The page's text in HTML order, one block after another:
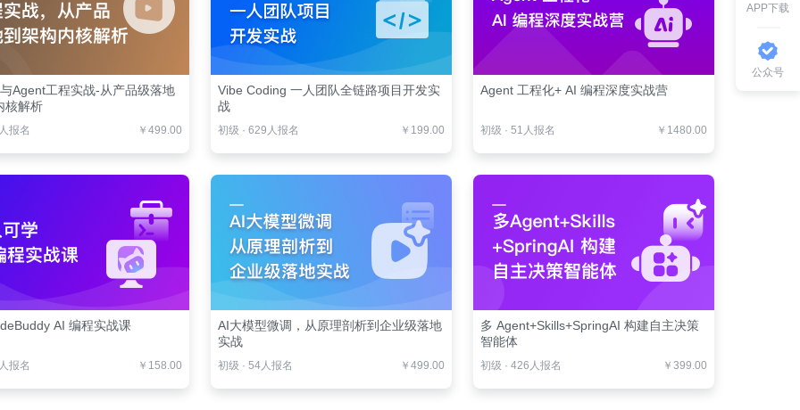
Agent工程实战-从产品级落地
核解析
报名 ￥499.00
Vibe Coding 一人团队全链路项目开发实
战
初级 · 629人报名 ￥199.00
Agent 工程化+ AI 编程深度实战营
初级 · 51人报名 ￥1480.00
AI 编程实战课
报名 ￥158.00
AI大模型微调，从原理剖析到企业级落地
实战
初级 · 54人报名 ￥499.00
多 Agent+Skills+SpringAI 构建自主决策
智能体
初级 · 426人报名 ￥399.00
APP下载
公众号